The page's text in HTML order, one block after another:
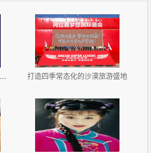
打造四季常态化的沙漠旅游盛地